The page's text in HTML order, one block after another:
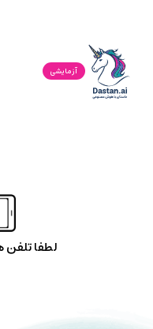
آزمایشی
لطفا تلفن